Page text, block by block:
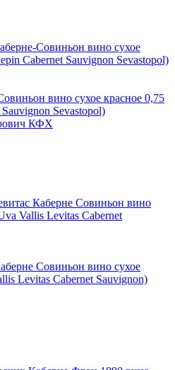
вино сухое красное 0,75
Sevastopol)
КФХ
Совиньон вино сухое
Levitas Cabernet Sauvignon)